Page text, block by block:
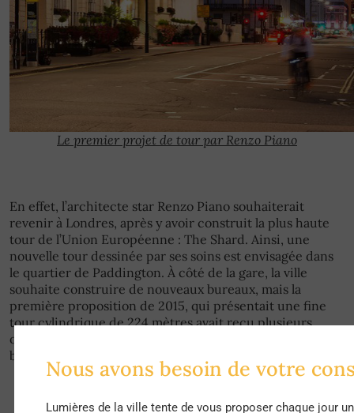
Le premier projet de tour par Renzo Piano
En effet, l’architecte star Renzo Piano souhaiterait
revenir à Londres, après y avoir construit la plus haute
tour de l’Union Européenne : The Shard. Ainsi, une
nouvelle tour dessinée par ses soins est envisagée dans
le quartier de Paddington. À côté de la gare, la ville
souhaite construire de nouveaux bureaux, mais la
première proposition de 2015, qui présentait une fine
tour cylindrique de 224 mètres avait reçu plusieurs
oppositions, principalement à cause de la hauteur du
bâtiment qui détruirait la skyline du quartier.
Nous avons besoin de votre
Lumières de la ville tente de vous proposer chaque jour